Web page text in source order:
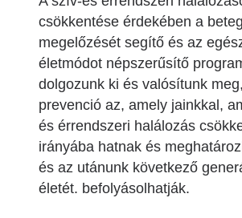
csökkentése érdekében a
megelőzését segítő és az
életmódot népszerűsítő
dolgozunk ki és valósítunk
prevenció az, amely jainkkal,
és érrendszeri halálozás
irányába hatnak és
és az utánunk következő
életét. befolyásolhatják.